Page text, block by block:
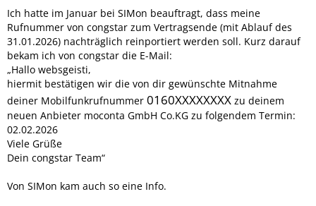
Ich hatte im Januar bei SIMon beauftragt, dass meine
Rufnummer von congstar zum Vertragsende (mit Ablauf des
31.01.2026) nachträglich reinportiert werden soll. Kurz darauf
bekam ich von congstar die E-Mail:
„Hallo websgeisti,
hiermit bestätigen wir die von dir gewünschte Mitnahme
deiner Mobilfunkrufnummer 0160XXXXXXXX zu deinem
neuen Anbieter moconta GmbH Co.KG zu folgendem Termin:
02.02.2026
Viele Grüße
Dein congstar Team“
Von SIMon kam auch so eine Info.